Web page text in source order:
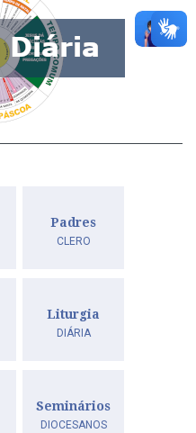
Padres
CLERO
Liturgia
DIÁRIA
Seminários
DIOCESANOS